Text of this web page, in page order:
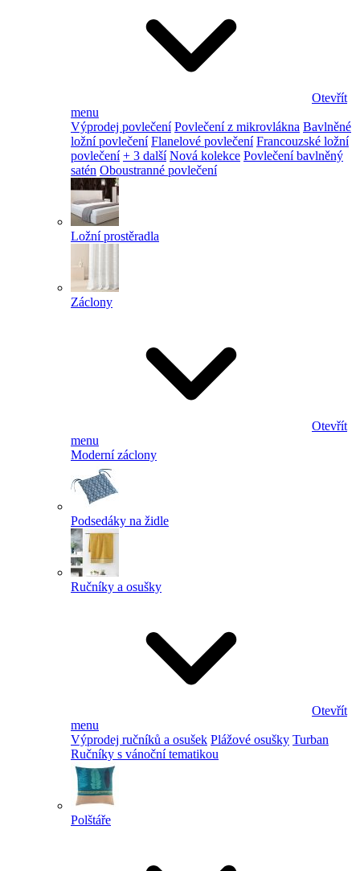
Otevřít
menu
Výprodej povlečení Povlečení z mikrovlákna Bavlněné
ložní povlečení Flanelové povlečení Francouzské ložní
povlečení + 3 další Nová kolekce Povlečení bavlněný
satén Oboustranné povlečení
Ložní prostěradla
Záclony
Otevřít
menu
Moderní záclony
Podsedáky na židle
Ručníky a osušky
Otevřít
menu
Výprodej ručníků a osušek Plážové osušky Turban
Ručníky s vánoční tematikou
Polštáře